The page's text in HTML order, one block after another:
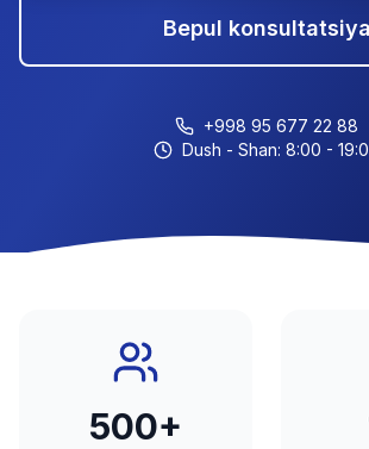
Bepul konsultatsiya
+998 95 677 22 88
Dush - Shan: 8:00 -
500+